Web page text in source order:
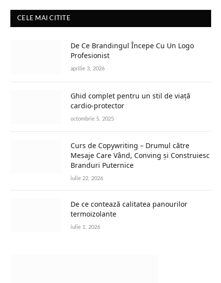
CELE MAI CITITE
De Ce Brandingul Începe Cu Un Logo
Profesionist
aprilie 3, 2026
Ghid complet pentru un stil de viață
cardio-protector
octombrie 5, 2025
Curs de Copywriting – Drumul către
Mesaje Care Vând, Conving și Construiesc
Branduri Puternice
iulie 22, 2026
De ce contează calitatea panourilor
termoizolante
iulie 1, 2026